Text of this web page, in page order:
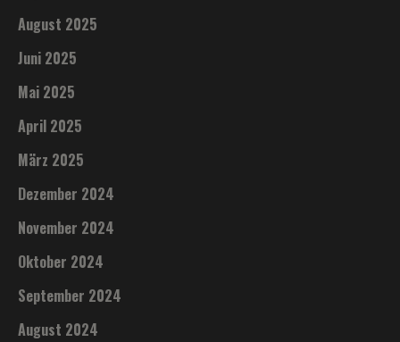
August 2025
Juni 2025
Mai 2025
April 2025
März 2025
Dezember 2024
November 2024
Oktober 2024
September 2024
August 2024